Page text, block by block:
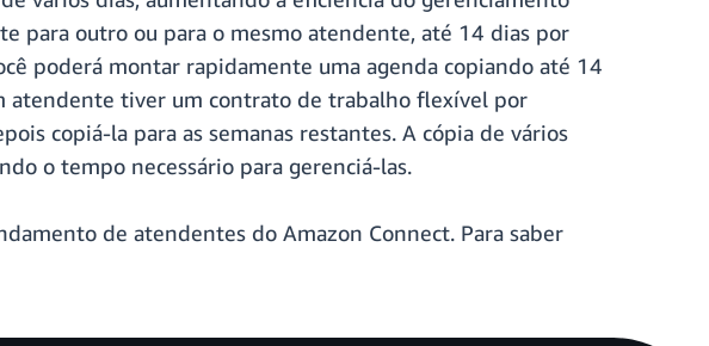
para outro ou para o mesmo atendente, até 14 dias por
poderá montar rapidamente uma agenda copiando até 14
atendente tiver um contrato de trabalho flexível por
copiá-la para as semanas restantes. A cópia de vários
o tempo necessário para gerenciá-las.
de atendentes do Amazon Connect. Para saber